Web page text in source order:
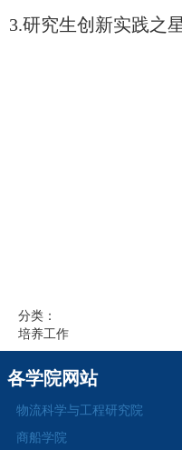
3.研究生创新实践之
分类：
培养工作
各学院网站
物流科学与工程研究院
商船学院